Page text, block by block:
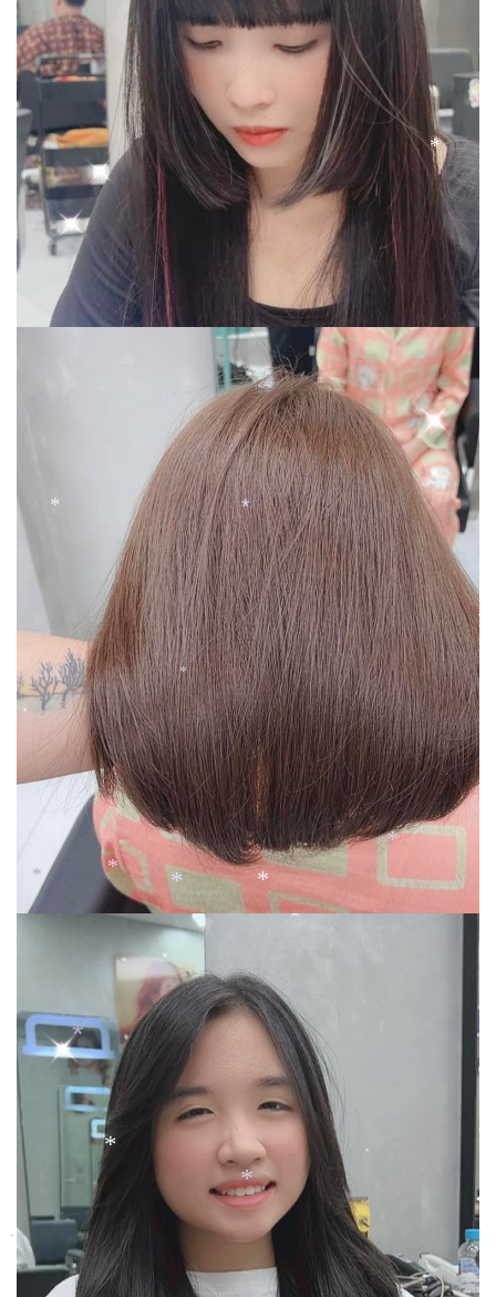
*
*
*
* *
*
*
*
*
*